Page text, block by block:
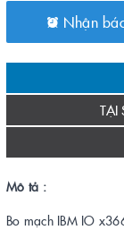
Nhận
TẠI
Mô tả :
Bo mạch IBM IO